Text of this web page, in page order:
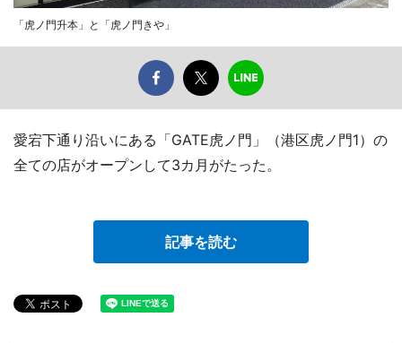
「虎ノ門升本」と「虎ノ門きや」
愛宕下通り沿いにある「GATE虎ノ門」（港区虎ノ門1）の
全ての店がオープンして3カ月がたった。
記事を読む